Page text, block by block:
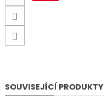
SOUVISEJÍCÍ PRODUKTY